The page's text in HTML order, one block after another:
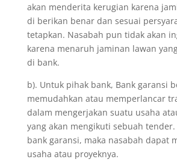
akan menderita kerugian karena
di berikan benar dan sesuai
tetapkan. Nasabah pun tidak akan
karena menaruh jaminan lawan
di bank.
b). Untuk pihak bank, Bank garansi
memudahkan atau memperlancar
dalam mengerjakan suatu usaha
yang akan mengikuti sebuah tender.
bank garansi, maka nasabah dapat
usaha atau proyeknya.